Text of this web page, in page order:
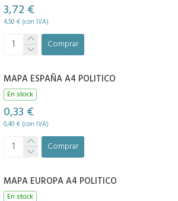
3,72 €
4,50 € (con IVA)
Comprar
MAPA ESPAÑA A4 POLITICO
En stock
0,33 €
0,40 € (con IVA)
Comprar
MAPA EUROPA A4 POLITICO
En stock